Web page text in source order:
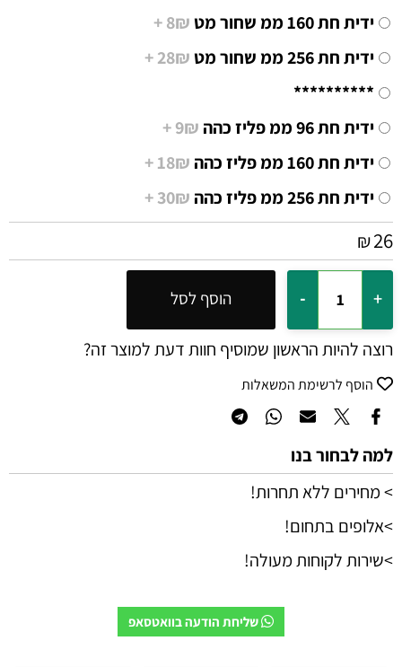
ידית חת 160 ממ שחור מט
8₪ +
ידית חת 256 ממ שחור מט
28₪ +
**********
ידית חת 96 ממ פליז כהה
9₪ +
ידית חת 160 ממ פליז כהה
18₪ +
ידית חת 256 ממ פליז כהה
30₪ +
₪26
הוסף לסל
רוצה להיות הראשון שמוסיף חוות דעת למוצר זה?
הוסף לרשימת המשאלות
למה לבחור בנו
> מחירים ללא תחרות!
>אלופים בתחום!
>שירות לקוחות מעולה!
שליחת הודעה בוואטסאפ